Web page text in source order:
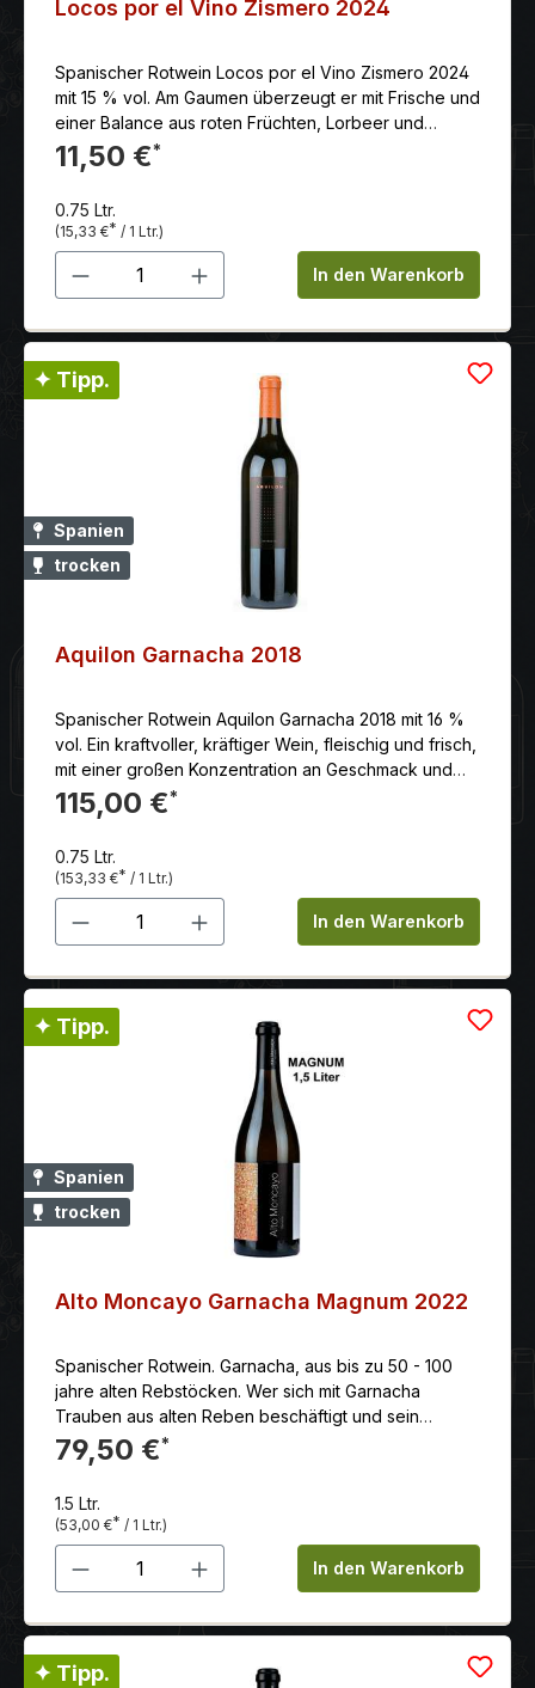
Locos por el Vino Zismero 2024
Spanischer Rotwein Locos por el Vino Zismero 2024
mit 15 % vol. Am Gaumen überzeugt er mit Frische und
einer Balance aus roten Früchten, Lorbeer und
dezenten Röstaromen. Der Nachgeschmack ist
langanhaltend und einladend.
11,50 €*
0.75 Ltr.
(15,33 €* / 1 Ltr.)
Produkt Anzahl: Gib denIn den Warenkorb
✦ Tipp.
Spanien
trocken
Aquilon Garnacha 2018
Spanischer Rotwein Aquilon Garnacha 2018 mit 16 %
vol. Ein kraftvoller, kräftiger Wein, fleischig und frisch,
mit einer großen Konzentration an Geschmack und
ausgezeichneter Ausgewogenheit. Erzeuger: Alto
Moncayo.
115,00 €*
0.75 Ltr.
(153,33 €* / 1 Ltr.)
Produkt Anzahl: Gib denIn den Warenkorb
✦ Tipp.
Spanien
trocken
Alto Moncayo Garnacha Magnum 2022
Spanischer Rotwein. Garnacha, aus bis zu 50 - 100
jahre alten Rebstöcken. Wer sich mit Garnacha
Trauben aus alten Reben beschäftigt und sein
Handwerk beherrscht, kann erstaunliche und
ausserordentliche Qualitäten hervorbringen.
79,50 €*
1.5 Ltr.
(53,00 €* / 1 Ltr.)
Produkt Anzahl: Gib denIn den Warenkorb
✦ Tipp.